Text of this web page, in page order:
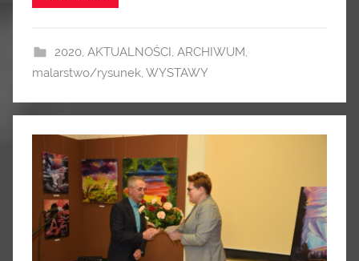
2020, AKTUALNOŚCI, ARCHIWUM,
malarstwo/rysunek, WYSTAWY